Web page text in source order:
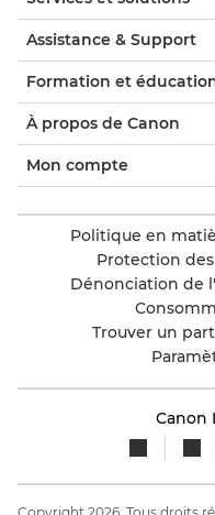
Assistance & Support
Formation et
À propos de Canon
Mon compte
Politique en
Protection
Dénonciation de
Trouver un
Canon